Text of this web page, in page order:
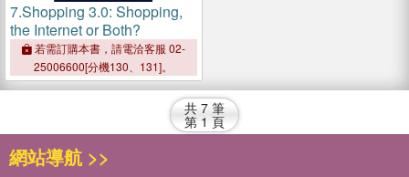
7.Shopping 3.0: Shopping,
the Internet or Both?
若需訂購本書，請電洽客服 02-
25006600[分機130、131]。
共 7 筆
第 1 頁
網站導航 >>